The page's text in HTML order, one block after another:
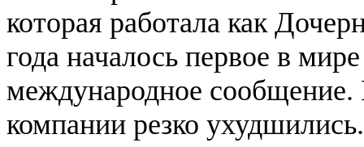
которая работала как
года началось первое в
международное
компании резко